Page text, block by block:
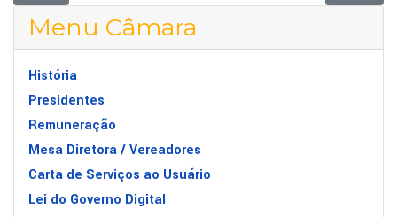
Menu Câmara
História
Presidentes
Remuneração
Mesa Diretora / Vereadores
Carta de Serviços ao Usuário
Lei do Governo Digital